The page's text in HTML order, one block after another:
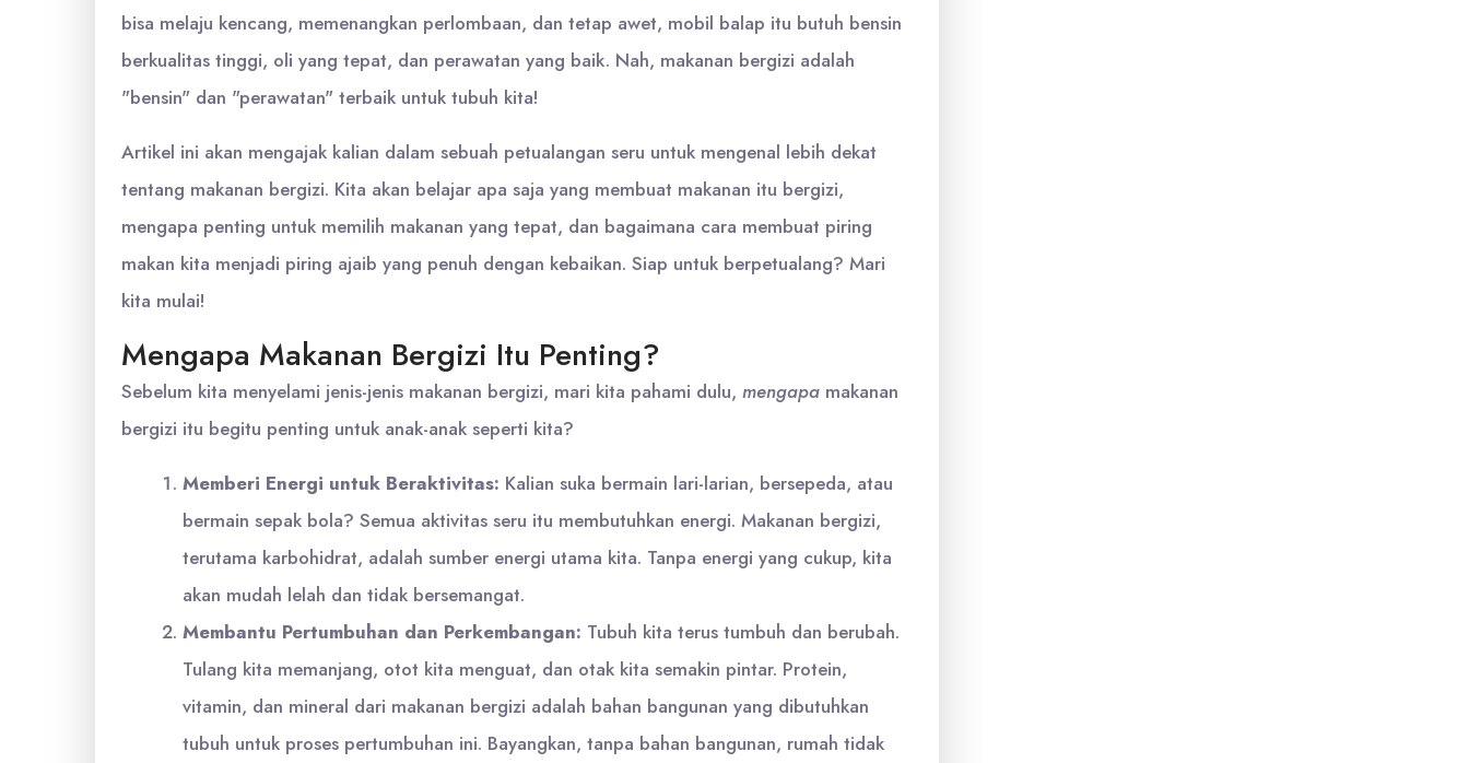
bisa melaju kencang, memenangkan perlombaan, dan tetap awet, mobil balap itu butuh bensin
berkualitas tinggi, oli yang tepat, dan perawatan yang baik. Nah, makanan bergizi adalah
"bensin" dan "perawatan" terbaik untuk tubuh kita!
Artikel ini akan mengajak kalian dalam sebuah petualangan seru untuk mengenal lebih dekat
tentang makanan bergizi. Kita akan belajar apa saja yang membuat makanan itu bergizi,
mengapa penting untuk memilih makanan yang tepat, dan bagaimana cara membuat piring
makan kita menjadi piring ajaib yang penuh dengan kebaikan. Siap untuk berpetualang? Mari
kita mulai!
Mengapa Makanan Bergizi Itu Penting?
Sebelum kita menyelami jenis-jenis makanan bergizi, mari kita pahami dulu, mengapa makanan
bergizi itu begitu penting untuk anak-anak seperti kita?
Memberi Energi untuk Beraktivitas: Kalian suka bermain lari-larian, bersepeda, atau
bermain sepak bola? Semua aktivitas seru itu membutuhkan energi. Makanan bergizi,
terutama karbohidrat, adalah sumber energi utama kita. Tanpa energi yang cukup, kita
akan mudah lelah dan tidak bersemangat.
Membantu Pertumbuhan dan Perkembangan: Tubuh kita terus tumbuh dan berubah.
Tulang kita memanjang, otot kita menguat, dan otak kita semakin pintar. Protein,
vitamin, dan mineral dari makanan bergizi adalah bahan bangunan yang dibutuhkan
tubuh untuk proses pertumbuhan ini. Bayangkan, tanpa bahan bangunan, rumah tidak